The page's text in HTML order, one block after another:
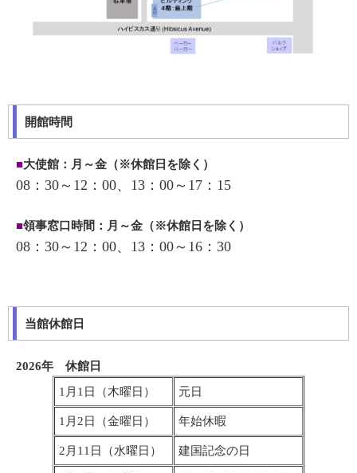
開館時間
■大使館：月～金（※休館日を除く）
08：30～12：00、13：00～17：15
■領事窓口時間：月～金（※休館日を除く）
08：30～12：00、13：00～16：30
当館休館日
2026年 休館日
1月1日（木曜日）
元日
1月2日（金曜日） 年始休暇
2月11日（水曜日） 建国記念の日